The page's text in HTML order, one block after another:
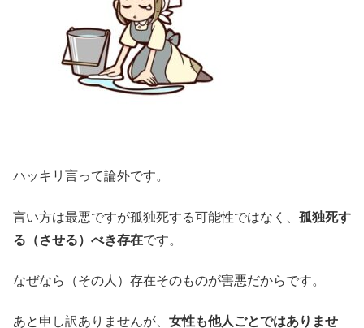
ハッキリ言って論外です。
言い方は最悪ですが孤独死する可能性ではなく、 孤独死す
る（させる）べき存在です。
なぜなら（その人）存在そのものが害悪だからです。
あと申し訳ありませんが、 女性も他人ごとではありませ